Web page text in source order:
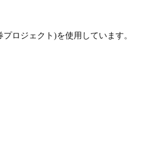
ロジェクト)を使用しています。